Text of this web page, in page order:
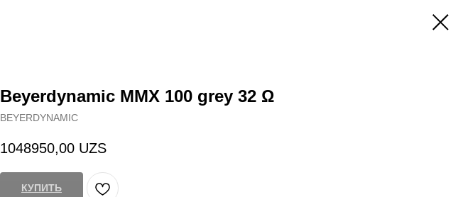
Beyerdynamic MMX 100 grey 32 Ω
BEYERDYNAMIC
1048950,00 UZS
КУПИТЬ